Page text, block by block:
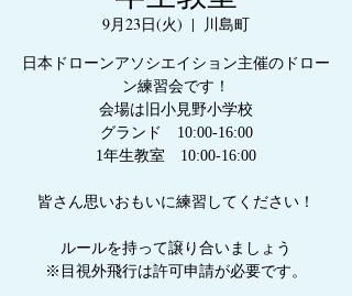
9月23日(火)
  |
川島町
日本ドローンアソシエイション主催のドロー
ン練習会です！
会場は旧小見野小学校
グランド 10:00-16:00
1年生教室 10:00-16:00
皆さん思いおもいに練習してください！
ルールを持って譲り合いましょう
※目視外飛行は許可申請が必要です。